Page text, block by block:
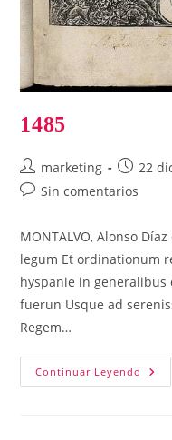
1485
Autor
de
marketing
de
22
Comentarios
la
entrada:
Sin comentarios
MONTALVO, Alonso
legum Et ordinationum
hyspanie in
fuerun Usque ad
Regem…
Continuar Leyendo 1485